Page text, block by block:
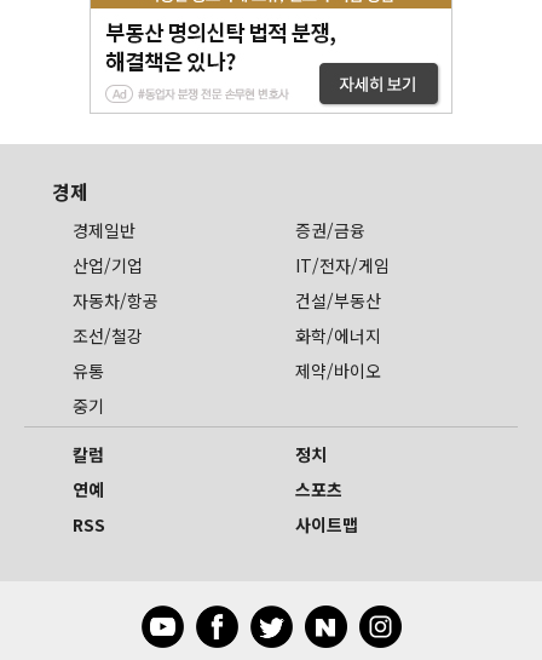
경제
경제일반
증권/금융
산업/기업
IT/전자/게임
자동차/항공
건설/부동산
조선/철강
화학/에너지
유통
제약/바이오
중기
칼럼
정치
연예
스포츠
RSS
사이트맵